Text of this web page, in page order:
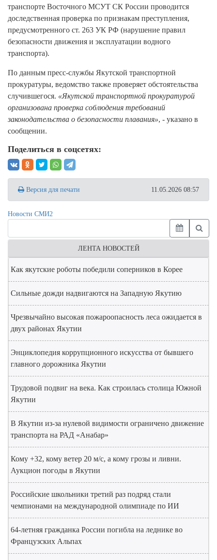
транспорте Восточного МСУТ СК России проводится
доследственная проверка по признакам преступления,
предусмотренного ст. 263 УК РФ (нарушение правил
безопасности движения и эксплуатации водного
транспорта).
По данным пресс-службы Якутской транспортной
прокуратуры, ведомство также проверяет обстоятельства
случившегося. «Якутской транспортной прокуратурой
организована проверка соблюдения требований
законодательства о безопасности плавания», - указано в
сообщении.
Поделиться в соцсетях:
Версия для печати 11.05.2026 08:57
Новости СМИ2
ЛЕНТА НОВОСТЕЙ
Как якутские роботы победили соперников в Корее
Сильные дожди надвигаются на Западную Якутию
Чрезвычайно высокая пожароопасность леса ожидается в
двух районах Якутии
Энциклопедия коррупционного искусства от бывшего
главного дорожника Якутии
Трудовой подвиг на века. Как строилась столица Южной
Якутии
В Якутии из-за нулевой видимости ограничено движение
транспорта на РАД «Анабар»
Кому +32, кому ветер 20 м/с, а кому грозы и ливни.
Аукцион погоды в Якутии
Российские школьники третий раз подряд стали
чемпионами на международной олимпиаде по ИИ
64-летняя гражданка России погибла на леднике во
Французских Альпах